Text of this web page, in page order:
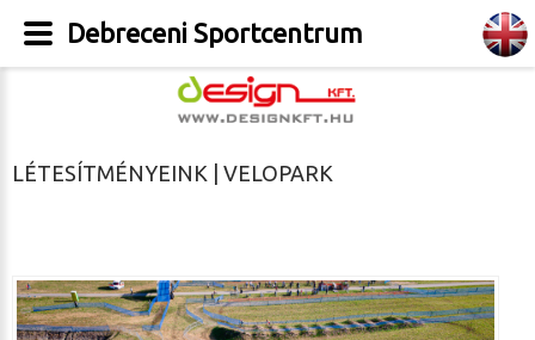
LÉTESÍTMÉNYEINK | VELOPARK
Debreceni Sportcentrum